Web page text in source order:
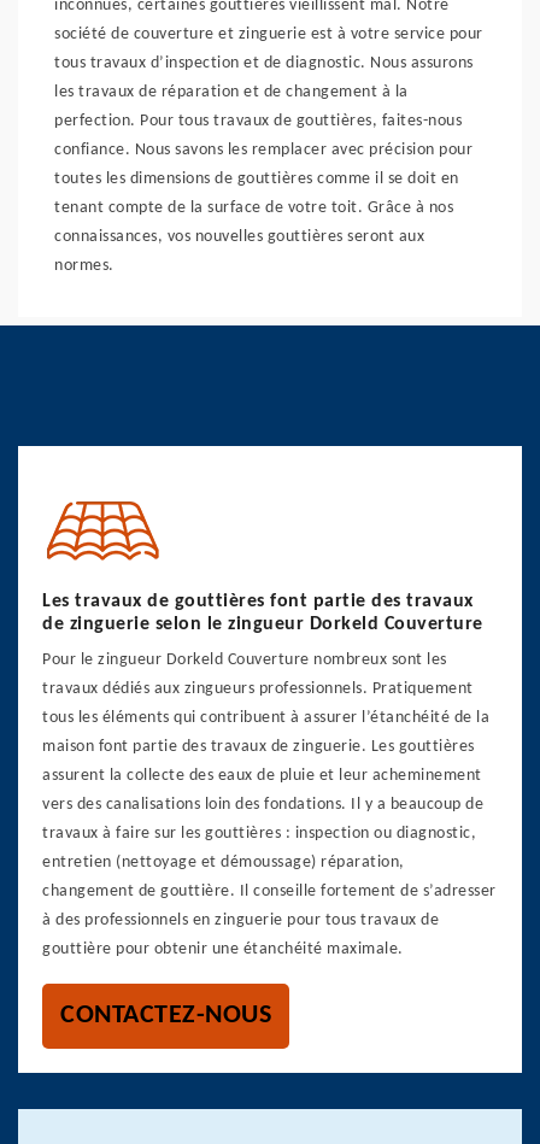
inconnues, certaines gouttières vieillissent mal. Notre
société de couverture et zinguerie est à votre service pour
tous travaux d’inspection et de diagnostic. Nous assurons
les travaux de réparation et de changement à la
perfection. Pour tous travaux de gouttières, faites-nous
confiance. Nous savons les remplacer avec précision pour
toutes les dimensions de gouttières comme il se doit en
tenant compte de la surface de votre toit. Grâce à nos
connaissances, vos nouvelles gouttières seront aux
normes.
Les travaux de gouttières font partie des travaux
de zinguerie selon le zingueur Dorkeld Couverture
Pour le zingueur Dorkeld Couverture nombreux sont les
travaux dédiés aux zingueurs professionnels. Pratiquement
tous les éléments qui contribuent à assurer l’étanchéité de la
maison font partie des travaux de zinguerie. Les gouttières
assurent la collecte des eaux de pluie et leur acheminement
vers des canalisations loin des fondations. Il y a beaucoup de
travaux à faire sur les gouttières : inspection ou diagnostic,
entretien (nettoyage et démoussage) réparation,
changement de gouttière. Il conseille fortement de s’adresser
à des professionnels en zinguerie pour tous travaux de
gouttière pour obtenir une étanchéité maximale.
CONTACTEZ-NOUS